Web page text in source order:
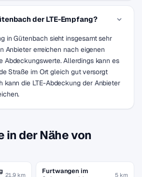
der LTE-Empfang?
in Gütenbach sieht insgesamt sehr
Anbieter erreichen nach eigenen
Abdeckungswerte. Allerdings kann es
Straße im Ort gleich gut versorgt
kann die LTE-Abdeckung der Anbieter
in der Nähe von
21,9 km
Furtwangen im
5 km